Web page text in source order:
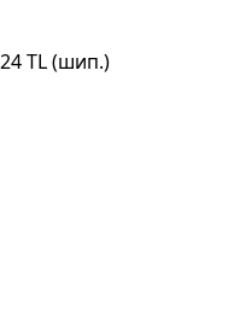
TL (шип.)